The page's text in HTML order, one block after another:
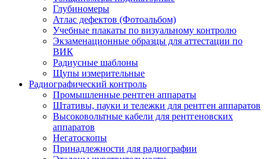
Глубиномеры
Атлас дефектов (Фотоальбом)
Учебные плакаты по визуальному контролю
Экзаменационные образцы для аттестации по
ВИК
Радиусные шаблоны
Щупы измерительные
Радиографический контроль
Промышленные рентген аппараты
Штативы, пауки и тележки для рентген аппаратов
Высоковольтные кабели для рентгеновских
аппаратов
Негатоскопы
Принадлежности для радиографии